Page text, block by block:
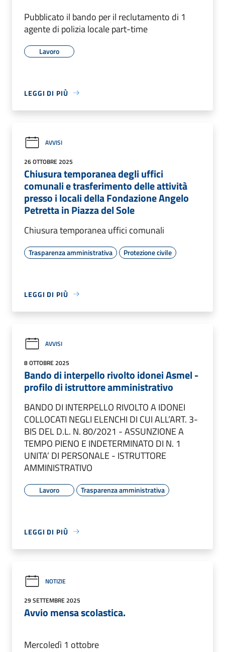
Pubblicato il bando per il reclutamento di 1
agente di polizia locale part-time
Lavoro
LEGGI DI PIÙ
AVVISI
26 OTTOBRE 2025
Chiusura temporanea degli uffici
comunali e trasferimento delle attività
presso i locali della Fondazione Angelo
Petretta in Piazza del Sole
Chiusura temporanea uffici comunali
Trasparenza amministrativa Protezione civile
LEGGI DI PIÙ
AVVISI
8 OTTOBRE 2025
Bando di interpello rivolto idonei Asmel -
profilo di istruttore amministrativo
BANDO DI INTERPELLO RIVOLTO A IDONEI
COLLOCATI NEGLI ELENCHI DI CUI ALL’ART. 3-
BIS DEL D.L. N. 80/2021 - ASSUNZIONE A
TEMPO PIENO E INDETERMINATO DI N. 1
UNITA’ DI PERSONALE - ISTRUTTORE
AMMINISTRATIVO
Lavoro Trasparenza amministrativa
LEGGI DI PIÙ
NOTIZIE
29 SETTEMBRE 2025
Avvio mensa scolastica.
Mercoledì 1 ottobre